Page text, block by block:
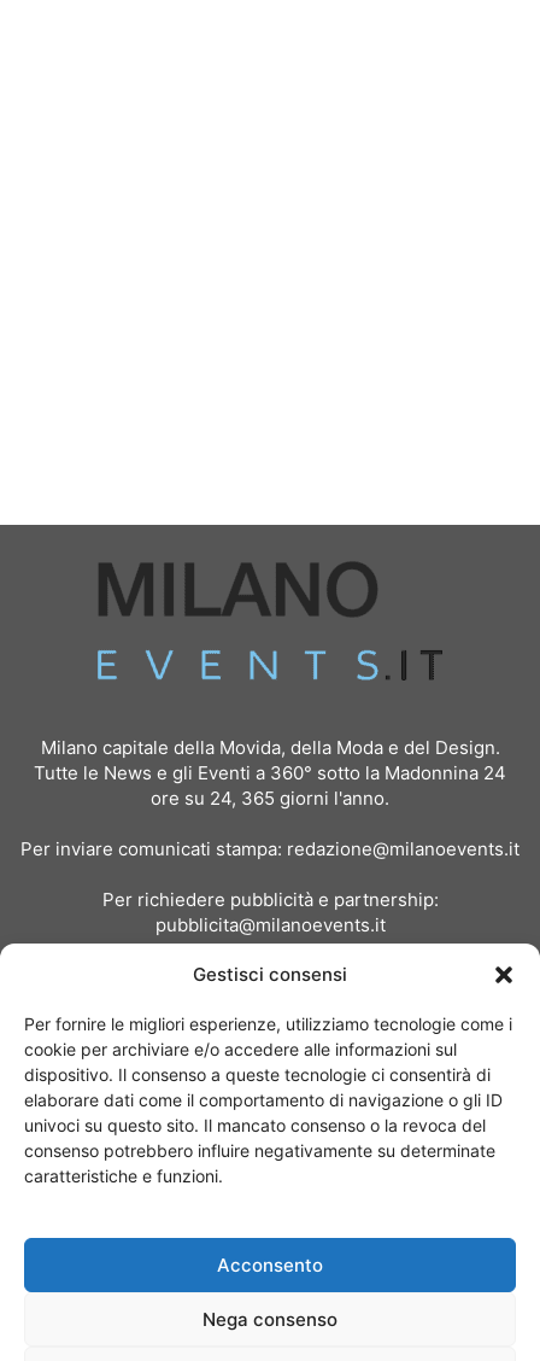
Gestisci consensi
Per fornire le migliori esperienze, utilizziamo tecnologie come i
cookie per archiviare e/o accedere alle informazioni sul
dispositivo. Il consenso a queste tecnologie ci consentirà di
elaborare dati come il comportamento di navigazione o gli ID
univoci su questo sito. Il mancato consenso o la revoca del
consenso potrebbero influire negativamente su determinate
caratteristiche e funzioni.
Acconsento
Nega consenso
Milano capitale della Movida, della Moda e del Design.
Tutte le News e gli Eventi a 360° sotto la Madonnina 24
ore su 24, 365 giorni l'anno.
Per inviare comunicati stampa: redazione@milanoevents.it
Per richiedere pubblicità e partnership:
pubblicita@milanoevents.it
Chi siamo I Nostri Clienti
© Copyright 2017 - MilanoEvents.it© managed by